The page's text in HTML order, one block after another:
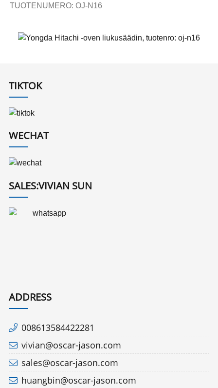
TUOTENUMERO: OJ-N16
TIKTOK
WECHAT
SALES:VIVIAN SUN
ADDRESS
008613584422281
vivian@oscar-jason.com
sales@oscar-jason.com
huangbin@oscar-jason.com